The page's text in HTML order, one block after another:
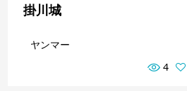
掛川城
ヤンマー
4